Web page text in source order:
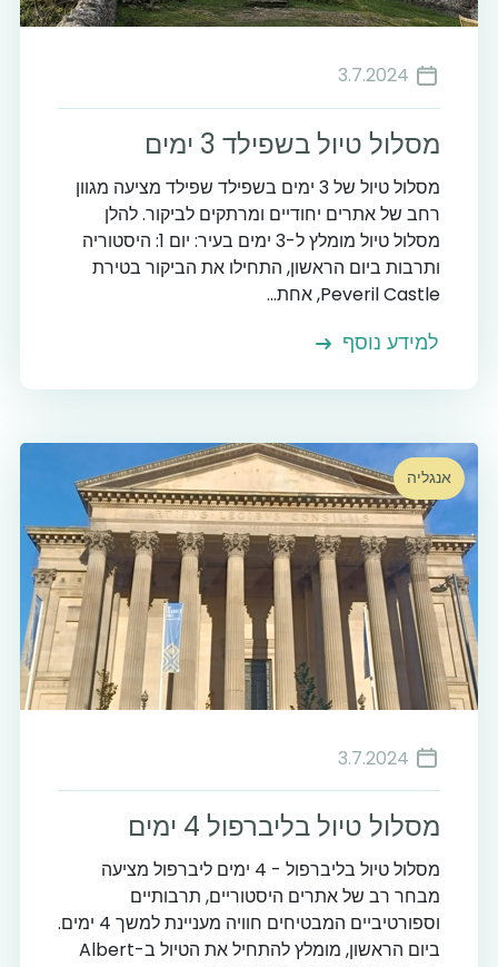
3.7.2024
מסלול טיול בשפילד 3 ימים
מסלול טיול של 3 ימים בשפילד שפילד מציעה מגוון
רחב של אתרים יחודיים ומרתקים לביקור. להלן
מסלול טיול מומלץ ל-3 ימים בעיר: יום 1: היסטוריה
ותרבות ביום הראשון, התחילו את הביקור בטירת
Peveril Castle, אחת...
למידע נוסף
אנגליה
3.7.2024
מסלול טיול בליברפול 4 ימים
מסלול טיול בליברפול - 4 ימים ליברפול מציעה
מבחר רב של אתרים היסטוריים, תרבותיים
וספורטיביים המבטיחים חוויה מעניינת למשך 4 ימים.
ביום הראשון, מומלץ להתחיל את הטיול ב-Albert